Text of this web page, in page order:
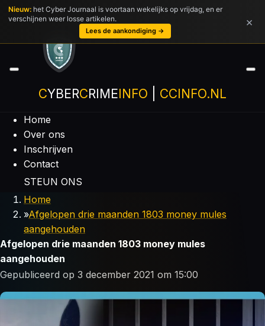
Ga
naar
hoofdinhoud
CYBERCRIMEINFO CCINFO.NL
Home
Over ons
Inschrijven
Contact
STEUN ONS
Home
»Afgelopen drie maanden 1803 money mules
aangehouden
Afgelopen drie maanden 1803 money mules
aangehouden
Gepubliceerd op 3 december 2021 om 15:00
Nieuw: het Cyber Journaal is voortaan wekelijks op vrijdag, en er
verschijnen weer losse artikelen.
Lees de aankondiging →
×